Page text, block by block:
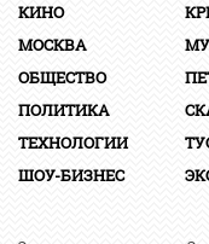
КИНО
МОСКВА
ОБЩЕСТВО
ПОЛИТИКА
ТЕХНОЛОГИИ
ШОУ-БИЗНЕС